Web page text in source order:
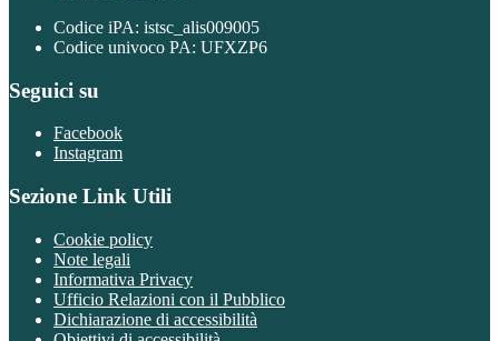
Codice iPA: istsc_alis009005
Codice univoco PA: UFXZP6
Seguici su
Facebook
Instagram
Sezione Link Utili
Cookie policy
Note legali
Informativa Privacy
Ufficio Relazioni con il Pubblico
Dichiarazione di accessibilità